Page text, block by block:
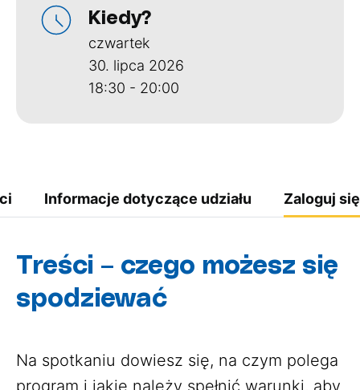
Kiedy?
czwartek
30. lipca 2026
18:30 - 20:00
Informacje dotyczące udziału Zaloguj się
Treści – czego możesz się
spodziewać
Na spotkaniu dowiesz się, na czym polega
program i jakie należy spełnić warunki, aby